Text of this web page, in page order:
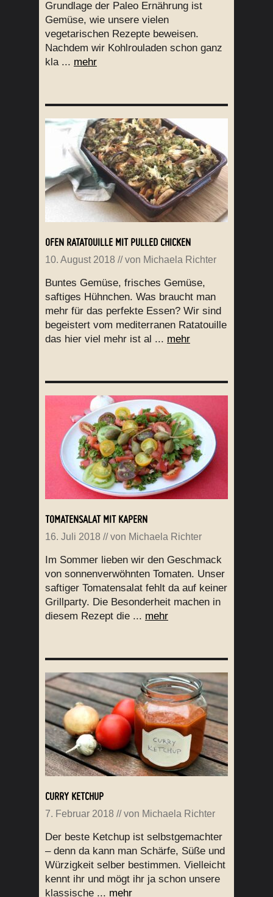
Grundlage der Paleo Ernährung ist
Gemüse, wie unsere vielen
vegetarischen Rezepte beweisen.
Nachdem wir Kohlrouladen schon ganz
kla ... mehr
OFEN RATATOUILLE MIT PULLED CHICKEN
10. August 2018 // von Michaela Richter
Buntes Gemüse, frisches Gemüse,
saftiges Hühnchen. Was braucht man
mehr für das perfekte Essen? Wir sind
begeistert vom mediterranen Ratatouille
das hier viel mehr ist al ... mehr
TOMATENSALAT MIT KAPERN
16. Juli 2018 // von Michaela Richter
Im Sommer lieben wir den Geschmack
von sonnenverwöhnten Tomaten. Unser
saftiger Tomatensalat fehlt da auf keiner
Grillparty. Die Besonderheit machen in
diesem Rezept die ... mehr
CURRY KETCHUP
7. Februar 2018 // von Michaela Richter
Der beste Ketchup ist selbstgemachter
– denn da kann man Schärfe, Süße und
Würzigkeit selber bestimmen. Vielleicht
kennt ihr und mögt ihr ja schon unsere
klassische ... mehr